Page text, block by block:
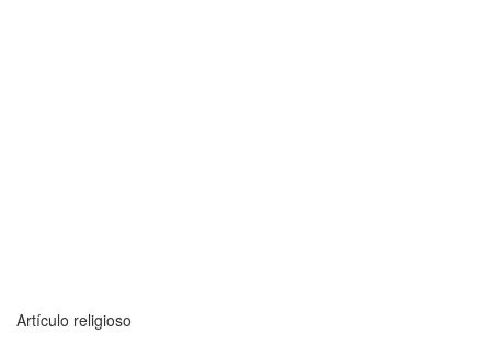
Artículo religioso